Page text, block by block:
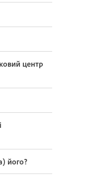
центр
його?